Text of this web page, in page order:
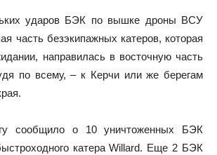
ударов БЭК по вышке дроны ВСУ
часть безэкипажных катеров, которая
направилась в восточную часть
по всему, – к Керчи или же берегам
сообщило о 10 уничтоженных БЭК
катера Willard. Еще 2 БЭК